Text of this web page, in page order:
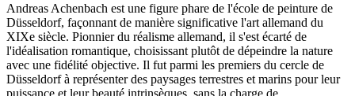
Andreas Achenbach est une figure phare de l'école de peinture de
Düsseldorf, façonnant de manière significative l'art allemand du
XIXe siècle. Pionnier du réalisme allemand, il s'est écarté de
l'idéalisation romantique, choisissant plutôt de dépeindre la nature
avec une fidélité objective. Il fut parmi les premiers du cercle de
Düsseldorf à représenter des paysages terrestres et marins pour leur
puissance et leur beauté intrinsèques, sans la charge de